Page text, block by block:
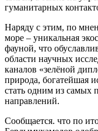
гуманитарных
Наряду с этим, по
море – уникальная
фауной, что
области научных
каналов «зелёной
природа, богатейшая
стать одним из самых
направлений.
Сообщается. что по